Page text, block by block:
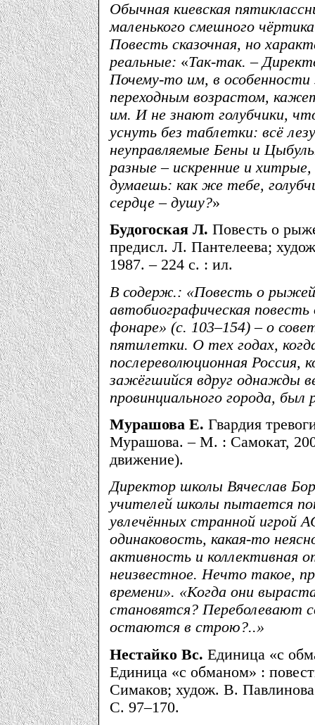
Обычная киевская
маленького смешного
Повесть сказочная, но
реальные: «Так-так. –
Почему-то им, в
переходным возрастом,
им. И не знают голубчики,
уснуть без таблетки: всё
неуправляемые Бены и
разные – искренние и
думаешь: как же тебе,
сердце – душу?»
Будогоская Л. Повесть о
предисл. Л. Пантелеева;
1987. – 224 с. : ил.
В содерж.: «Повесть о рыжей
автобиографическая
фонаре» (с. 103–154) – о
пятилетки. О тех годах,
послереволюционная Россия,
зажёгшийся вдруг однажды
провинциального города,
Мурашова Е. Гвардия
Мурашова. – М. : Самокат,
движение).
Директор школы Вячеслав
учителей школы пытается
увлечённых странной игрой
одинаковость, какая-то
активность и коллективная
неизвестное. Нечто такое,
времени». «Когда они
становятся? Переболевают
остаются в строю?..»
Нестайко Вс. Единица «с
Единица «с обманом» :
Симаков; худож. В.
С. 97–170.